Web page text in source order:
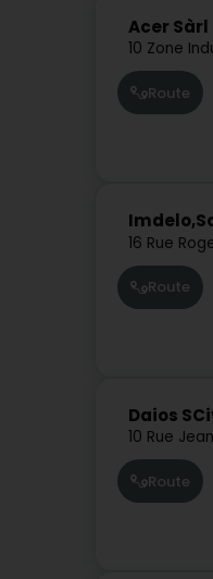
Acer Sàrl
10 Zone
Route
16 Rue
Route
Daios
10 Rue
Route